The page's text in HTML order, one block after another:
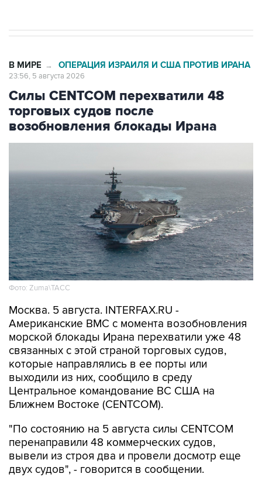
В МИРЕ → ОПЕРАЦИЯ ИЗРАИЛЯ И США ПРОТИВ ИРАНА
23:56, 5 августа 2026
Силы CENTCOM перехватили 48
торговых судов после
возобновления блокады Ирана
Фото: Zuma\ТАСС
Москва. 5 августа. INTERFAX.RU -
Американские ВМС с момента возобновления
морской блокады Ирана перехватили уже 48
связанных с этой страной торговых судов,
которые направлялись в ее порты или
выходили из них, сообщило в среду
Центральное командование ВС США на
Ближнем Востоке (CENTCOM).
"По состоянию на 5 августа силы CENTCOM
перенаправили 48 коммерческих судов,
вывели из строя два и провели досмотр еще
двух судов", - говорится в сообщении.